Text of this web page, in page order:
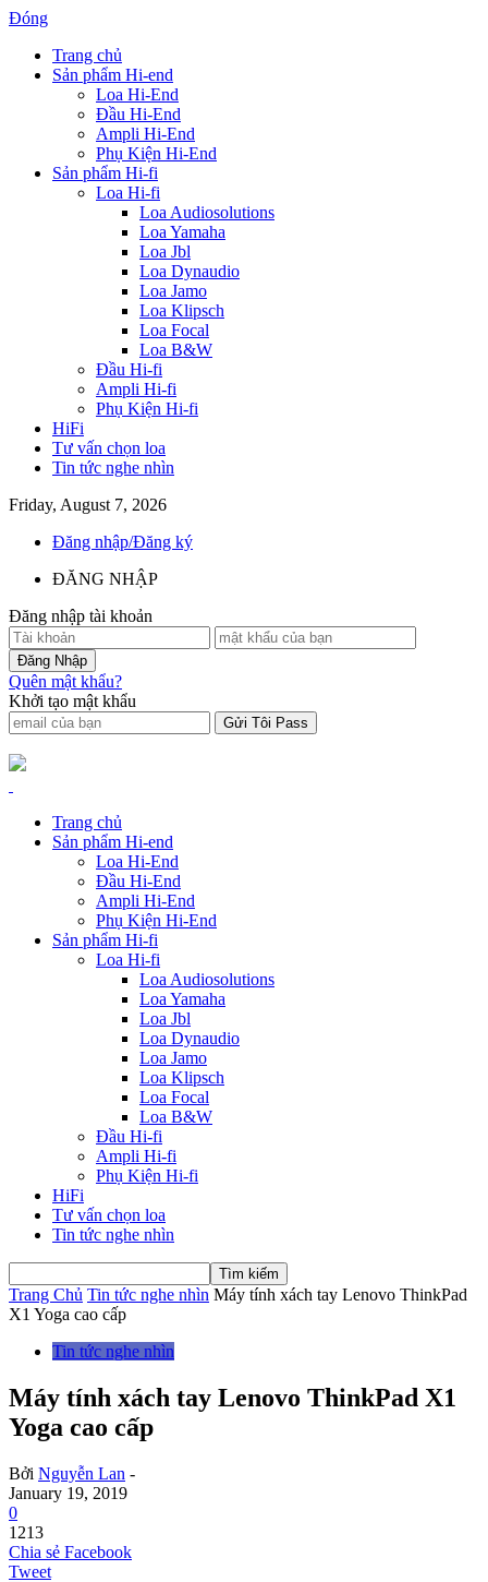
Đóng
Trang chủ
Sản phẩm Hi-end
Loa Hi-End
Đầu Hi-End
Ampli Hi-End
Phụ Kiện Hi-End
Sản phẩm Hi-fi
Loa Hi-fi
Loa Audiosolutions
Loa Yamaha
Loa Jbl
Loa Dynaudio
Loa Jamo
Loa Klipsch
Loa Focal
Loa B&W
Đầu Hi-fi
Ampli Hi-fi
Phụ Kiện Hi-fi
HiFi
Tư vấn chọn loa
Tin tức nghe nhìn
Friday, August 7, 2026
Đăng nhập/Đăng ký
ĐĂNG NHẬP
Đăng nhập tài khoản
Quên mật khẩu?
Khởi tạo mật khẩu
Trang chủ
Sản phẩm Hi-end
Loa Hi-End
Đầu Hi-End
Ampli Hi-End
Phụ Kiện Hi-End
Sản phẩm Hi-fi
Loa Hi-fi
Loa Audiosolutions
Loa Yamaha
Loa Jbl
Loa Dynaudio
Loa Jamo
Loa Klipsch
Loa Focal
Loa B&W
Đầu Hi-fi
Ampli Hi-fi
Phụ Kiện Hi-fi
HiFi
Tư vấn chọn loa
Tin tức nghe nhìn
Trang Chủ Tin tức nghe nhìn Máy tính xách tay Lenovo ThinkPad
X1 Yoga cao cấp
Tin tức nghe nhìn
Máy tính xách tay Lenovo ThinkPad X1
Yoga cao cấp
Bởi Nguyễn Lan -
January 19, 2019
0
1213
Chia sẻ Facebook
Tweet